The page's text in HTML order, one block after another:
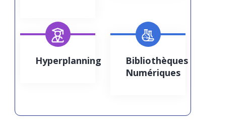
Hyperplanning
Bibliothèques
Numériques
Entrepreneuriat
dans la peinture au
Cameroun : retour
sur la conférence du
22 avril 2026 à Saint
l’amphi 600 de la Catho